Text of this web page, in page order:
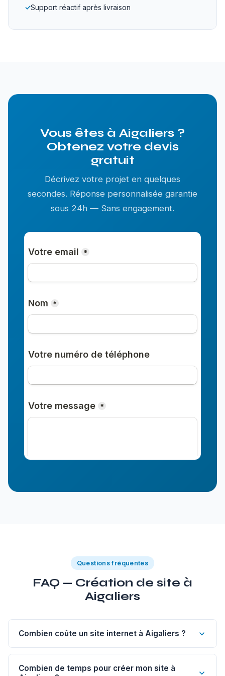
✓Support réactif après livraison
Vous êtes à Aigaliers ?
Obtenez votre devis
gratuit
Décrivez votre projet en quelques
secondes. Réponse personnalisée garantie
sous 24h — Sans engagement.
Questions fréquentes
FAQ — Création de site à
Aigaliers
Combien coûte un site internet à Aigaliers ?
Un site vitrine de 1 à 5 pages à Aigaliers commence à 1
200€. Un site sur-mesure est à partir de 1 800€, un e-
Combien de temps pour créer mon site à